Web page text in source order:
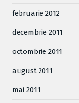
februarie 2012
decembrie 2011
octombrie 2011
august 2011
mai 2011